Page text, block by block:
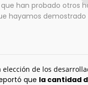
han probado otros
hayamos
de los
que la cantidad